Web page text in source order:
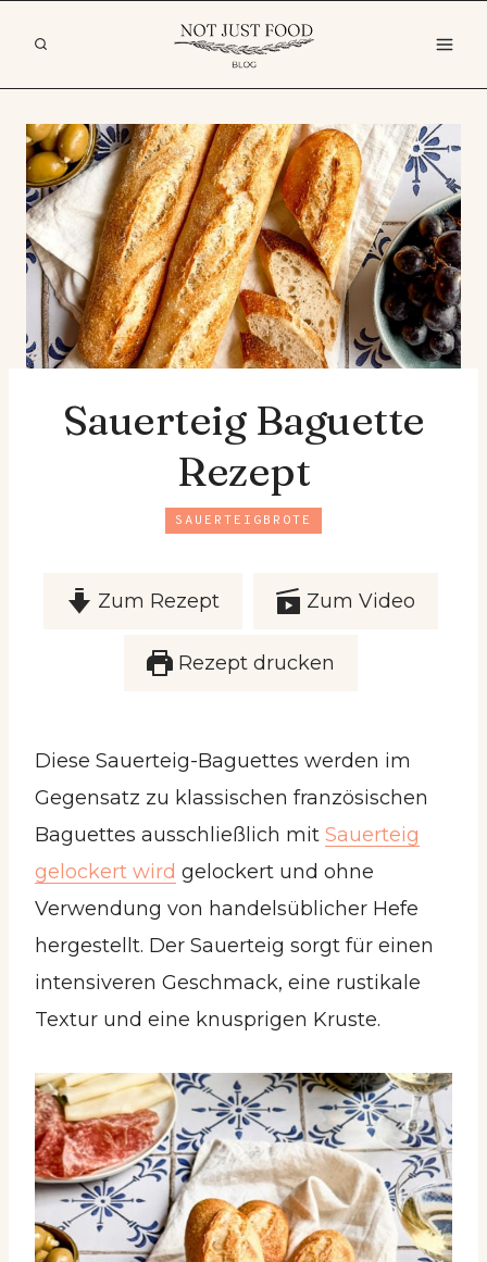
Inhalt
springen
Sauerteig Baguette
Rezept
SAUERTEIGBROTE
Zum Rezept Zum Video
Rezept drucken
Diese Sauerteig-Baguettes werden im
Gegensatz zu klassischen französischen
Baguettes ausschließlich mit Sauerteig
gelockert wird gelockert und ohne
Verwendung von handelsüblicher Hefe
hergestellt. Der Sauerteig sorgt für einen
intensiveren Geschmack, eine rustikale
Textur und eine knusprigen Kruste.